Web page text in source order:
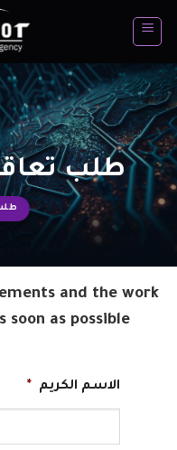
للمحتوى
طلب
and the work
as possible
الاسم الكريم *